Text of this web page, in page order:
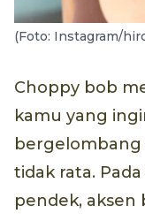
(Foto: Instagram/
Choppy bob
kamu yang
tidak rata.
pendek, aksen